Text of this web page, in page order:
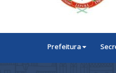
Prefeitura